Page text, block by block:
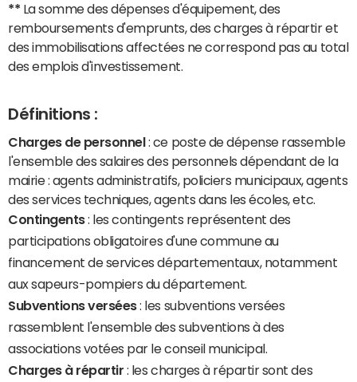
** La somme des dépenses d'équipement, des
remboursements d'emprunts, des charges à répartir et
des immobilisations affectées ne correspond pas au total
des emplois d'investissement.
Définitions :
Charges de personnel : ce poste de dépense rassemble
l'ensemble des salaires des personnels dépendant de la
mairie : agents administratifs, policiers municipaux, agents
des services techniques, agents dans les écoles, etc.
Contingents: les contingents représentent des
participations obligatoires d'une commune au
financement de services départementaux, notamment
aux sapeurs-pompiers du département.
Subventions versées: les subventions versées
rassemblent l'ensemble des subventions à des
associations votées par le conseil municipal.
Charges à répartir : les charges à répartir sont des